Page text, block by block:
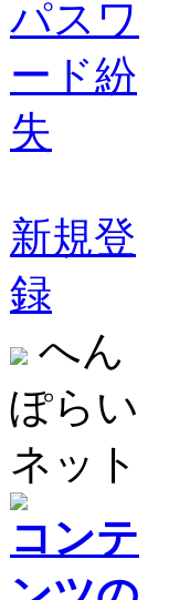
パスワ
ード紛
失
新規登
録
へん
ぽらい
ネット
コンテ